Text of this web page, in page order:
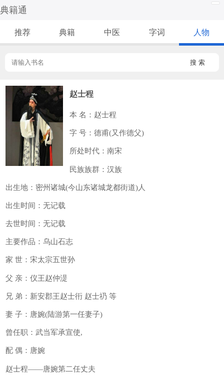
典籍通
推荐 典籍 中医 字词 人物
搜 索
赵士程
本 名：赵士程
字 号：德甫(又作德父)
所处时代：南宋
民族族群：汉族
出生地：密州诸城(今山东诸城龙都街道)人
出生时间：无记载
去世时间：无记载
主要作品：乌山石志
家 世：宋太宗五世孙
父 亲：仪王赵仲湜
兄 弟：新安郡王赵士衎 赵士礽 等
妻 子：唐婉(陆游第一任妻子)
曾任职：武当军承宣使,
配 偶：唐婉
赵士程——唐婉第二任丈夫